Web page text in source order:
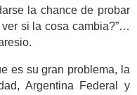
la chance de probar
si la cosa cambia?”…
es su gran problema, la
Argentina Federal y